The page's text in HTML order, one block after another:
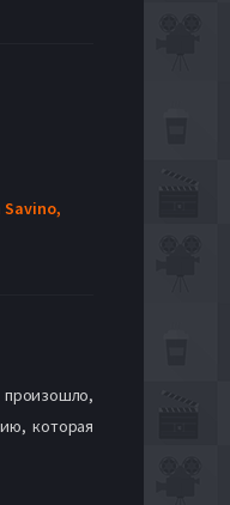
Savino,
произошло,
которая